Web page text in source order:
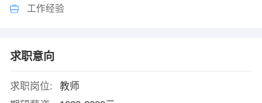
工作经验
求职意向
求职岗位:
教师